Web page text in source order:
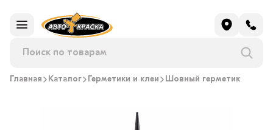
Главная Каталог Герметики и клеи Шовный герметик